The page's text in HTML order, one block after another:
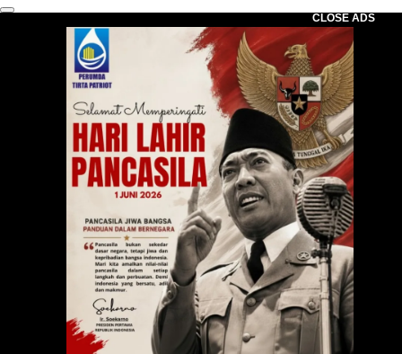
CLOSE ADS